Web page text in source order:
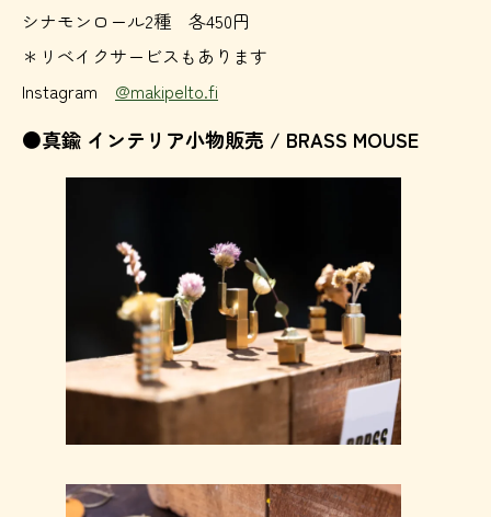
シナモンロール2種 各450円
＊リベイクサービスもあります
Instagram @makipelto.fi
●真鍮 インテリア小物販売 / BRASS MOUSE